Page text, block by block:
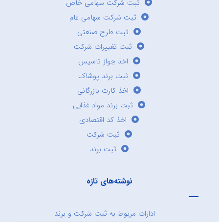
ثبت شرکت سهامی خاص
ثبت شرکت سهامی عام
ثبت طرح صنعتی
ثبت تغییرات شرکت
اخذ جواز تاسیس
ثبت برند پوشاک
اخذ کارت بازرگانی
ثبت برند مواد غذایی
اخذ کد اقتصادی
ثبت شرکت
ثبت برند
نوشته‌های تازه
ادارات مربوط به ثبت شرکت و برند